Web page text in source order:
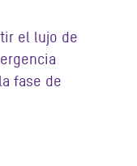
el lujo de
fase de